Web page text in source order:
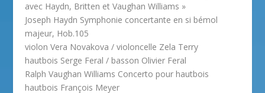
avec Haydn, Britten et Vaughan Williams »
Joseph Haydn Symphonie concertante en si bémol
majeur, Hob.105
violon Vera Novakova / violoncelle Zela Terry
hautbois Serge Feral / basson Olivier Feral
Ralph Vaughan Williams Concerto pour hautbois
hautbois François Meyer